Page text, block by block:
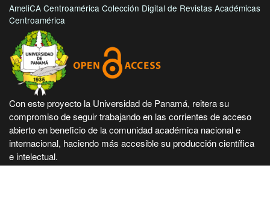
AmeliCA Centroamérica Colección Digital de Revistas Académicas
Centroamérica
Con este proyecto la Universidad de Panamá, reitera su
compromiso de seguir trabajando en las corrientes de acceso
abierto en beneficio de la comunidad académica nacional e
internacional, haciendo más accesible su producción científica
e intelectual.